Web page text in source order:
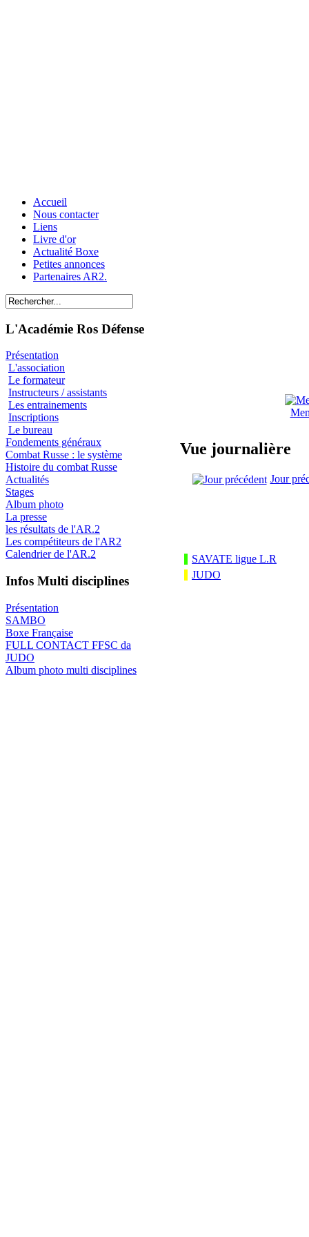
Accueil
Nous contacter
Liens
Livre d'or
Actualité Boxe
Petites annonces
Partenaires AR2.
L'Académie Ros Défense
Présentation
L'association
Le formateur
Instructeurs / assistants
Les entrainements
Inscriptions
Le bureau
Fondements généraux
Combat Russe : le système
Histoire du combat Russe
Actualités
Stages
Album photo
La presse
les résultats de l'AR.2
Les compétiteurs de l'AR2
Calendrier de l'AR.2
Infos Multi disciplines
Présentation
SAMBO
Boxe Française
FULL CONTACT FFSC da
JUDO
Album photo multi disciplines
Vue journalière
Jour
SAVATE ligue L.R
JUDO